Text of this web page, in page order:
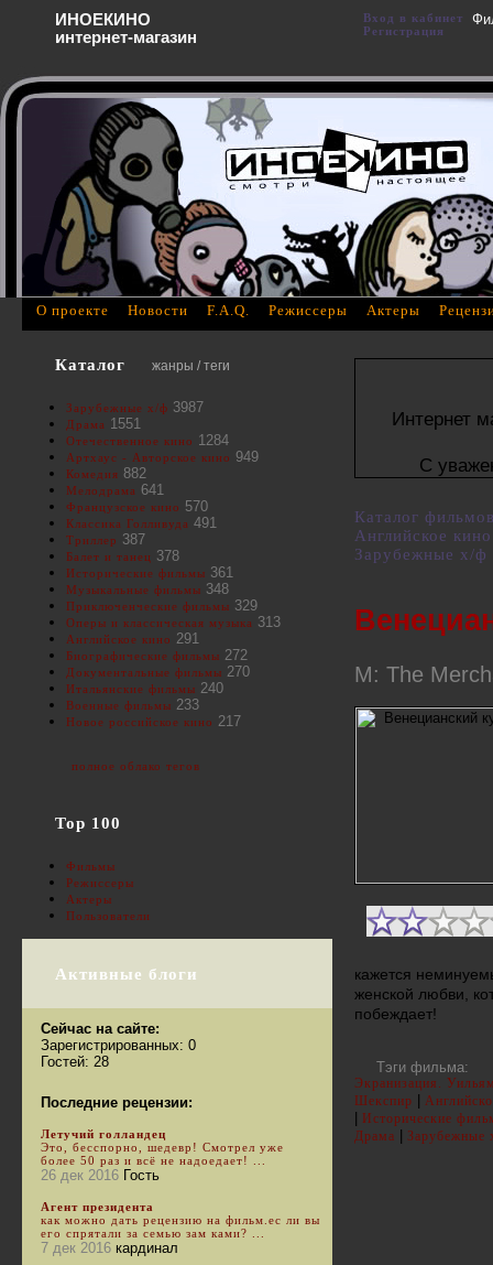
Интернет
С
Каталог
Английское кино
Зарубежные х/ф
M: The
кажется
женской любви,
побеждает!
Тэги фильма:
Экранизация.
Шекспир |
| Исторические
Драма | Зарубежные
Каталог жанры / теги
Зарубежные х/ф 3987
Драма 1551
Отечественное кино 1284
Артхаус - Авторское кино 949
Комедия 882
Мелодрама 641
Французское кино 570
Классика Голливуда 491
Триллер 387
Балет и танец 378
Исторические фильмы 361
Музыкальные фильмы 348
Приключенческие фильмы 329
Оперы и классическая музыка 313
Английское кино 291
Биографические фильмы 272
Документальные фильмы 270
Итальянские фильмы 240
Военные фильмы 233
Новое российское кино 217
полное облако тегов
Top 100
Фильмы
Режиссеры
Актеры
Пользователи
Активные блоги
Сейчас на сайте:
Зарегистрированных: 0
Гостей: 28
Последние рецензии:
Летучий голландец
Это, бесспорно, шедевр! Смотрел уже
более 50 раз и всё не надоедает! ...
26 дек 2016 Гость
Агент президента
как можно дать рецензию на фильм.ес ли вы
его спрятали за семью зам ками? ...
7 дек 2016 кардинал
О проекте Новости F.A.Q. Режиссеры Актеры
ИНОЕКИНО
интернет-магазин
Вход в кабинет
Регистрация